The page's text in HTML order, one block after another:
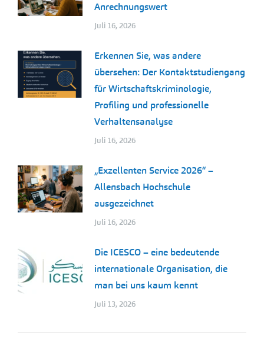
Anrechnungswert
Juli 16, 2026
Erkennen Sie, was andere
übersehen: Der Kontaktstudiengang
für Wirtschaftskriminologie,
Profiling und professionelle
Verhaltensanalyse
Juli 16, 2026
„Exzellenten Service 2026“ –
Allensbach Hochschule
ausgezeichnet
Juli 16, 2026
Die ICESCO – eine bedeutende
internationale Organisation, die
man bei uns kaum kennt
Juli 13, 2026